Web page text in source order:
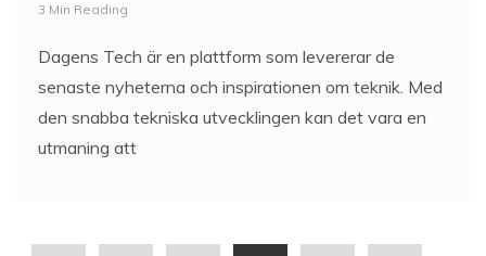
3 Min Reading
Dagens Tech är en plattform som levererar de
senaste nyheterna och inspirationen om teknik. Med
den snabba tekniska utvecklingen kan det vara en
utmaning att